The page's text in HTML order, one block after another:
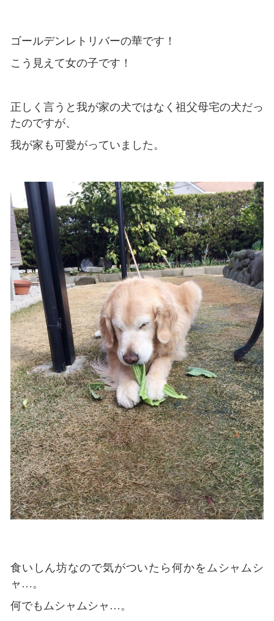
ゴールデンレトリバーの華です！
こう見えて女の子です！
正しく言うと我が家の犬ではなく祖父母宅の犬だっ
たのですが、
我が家も可愛がっていました。
食いしん坊なので気がついたら何かをムシャムシ
ャ…。
何でもムシャムシャ…。